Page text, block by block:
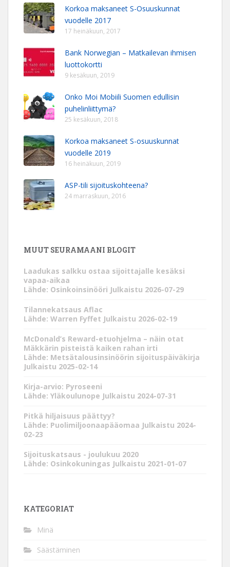
Korkoa maksaneet S-Osuuskunnat
vuodelle 2017
17 heinäkuun, 2017
Bank Norwegian – Matkailevan ihmisen
luottokortti
9 kesäkuun, 2019
Onko Moi Mobiili Suomen edullisin
puhelinliittymä?
25 kesäkuun, 2018
Korkoa maksaneet S-osuuskunnat
vuodelle 2019
16 heinäkuun, 2019
ASP-tili sijoituskohteena?
24 marraskuun, 2016
MUUT SEURAMAANI BLOGIT
Laadukas salkku ostaa sijoittajalle kesäksi
vapaa-aikaa
Lähde: Osinkoinsinööri Julkaistu 2026-07-29
Tilannekatsaus Aflac
Lähde: Warren Fyffet Julkaistu 2026-02-19
McDonald’s Reward-etuohjelma – näin otat
Mäkkärin pisteistä kaiken rahan irti
Lähde: Metsätalousinsinöörin sijoituspäiväkirja
Julkaistu 2025-02-14
Kirja-arvio: Pyroseeni
Lähde: Yläkoulunope Julkaistu 2024-07-31
Pitkä hiljaisuus päättyy?
Lähde: Puolimiljoonaapääomaa Julkaistu 2024-
02-23
Sijoituskatsaus - joulukuu 2020
Lähde: Osinkokuningas Julkaistu 2021-01-07
KATEGORIAT
Minä
Säästäminen